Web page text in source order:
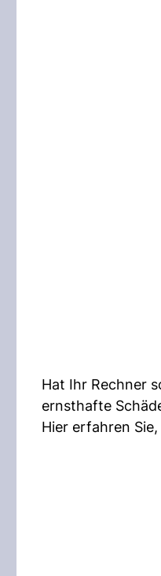
Hat Ihr Rechner
ernsthafte
Hier erfahren